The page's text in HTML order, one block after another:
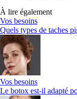
À lire également
Vos besoins
Quels types de taches
Vos besoins
Le botox est-il adapté